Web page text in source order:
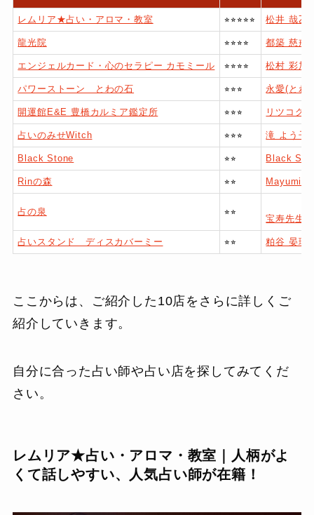
レムリア★占い・アロマ・教室 ⭐︎⭐︎⭐︎⭐︎⭐︎ 松井 哉乙
龍光院 ⭐︎⭐︎⭐︎⭐︎ 都築 慈戒
エンジェルカード・心のセラピー カモミール ⭐︎⭐︎⭐︎⭐︎ 松村 彩加
パワーストーン とわの石 ⭐︎⭐︎⭐︎ 永愛(とわ)
開運館E&E 豊橋カルミア鑑定所 ⭐︎⭐︎⭐︎ リツコグ
占いのみせWitch ⭐︎⭐︎⭐︎ 滝 よう子
Black Stone ⭐︎⭐︎ Black
Rinの森 ⭐︎⭐︎ Mayumi先
占の泉 ⭐︎⭐︎
宝寿先生
占いスタンド ディスカバーミー ⭐︎⭐︎ 粕谷 晏理
ここからは、ご紹介した10店をさらに詳しくご
紹介していきます。
自分に合った占い師や占い店を探してみてくだ
さい。
レムリア★占い・アロマ・教室｜人柄がよ
くて話しやすい、人気占い師が在籍！